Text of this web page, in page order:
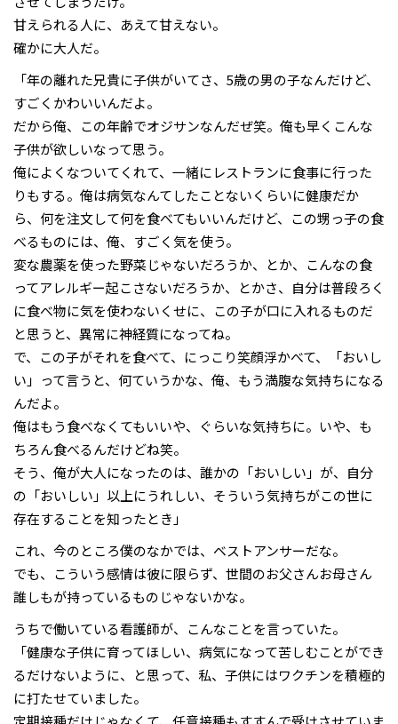
甘えられる人に、あえて甘えない。
確かに大人だ。
「年の離れた兄貴に子供がいてさ、5歳の男の子なんだけど、
すごくかわいいんだよ。
だから俺、この年齢でオジサンなんだぜ笑。俺も早くこんな
子供が欲しいなって思う。
俺によくなついてくれて、一緒にレストランに食事に行った
りもする。俺は病気なんてしたことないくらいに健康だか
ら、何を注文して何を食べてもいいんだけど、この甥っ子の食
べるものには、俺、すごく気を使う。
変な農薬を使った野菜じゃないだろうか、とか、こんなの食
ってアレルギー起こさないだろうか、とかさ、自分は普段ろく
に食べ物に気を使わないくせに、この子が口に入れるものだ
と思うと、異常に神経質になってね。
で、この子がそれを食べて、にっこり笑顔浮かべて、「おいし
い」って言うと、何ていうかな、俺、もう満腹な気持ちになる
んだよ。
俺はもう食べなくてもいいや、ぐらいな気持ちに。いや、も
ちろん食べるんだけどね笑。
そう、俺が大人になったのは、誰かの「おいしい」が、自分
の「おいしい」以上にうれしい、そういう気持ちがこの世に
存在することを知ったとき」
これ、今のところ僕のなかでは、ベストアンサーだな。
でも、こういう感情は彼に限らず、世間のお父さんお母さん
誰しもが持っているものじゃないかな。
うちで働いている看護師が、こんなことを言っていた。
「健康な子供に育ってほしい、病気になって苦しむことができ
るだけないように、と思って、私、子供にはワクチンを積極的
に打たせていました。